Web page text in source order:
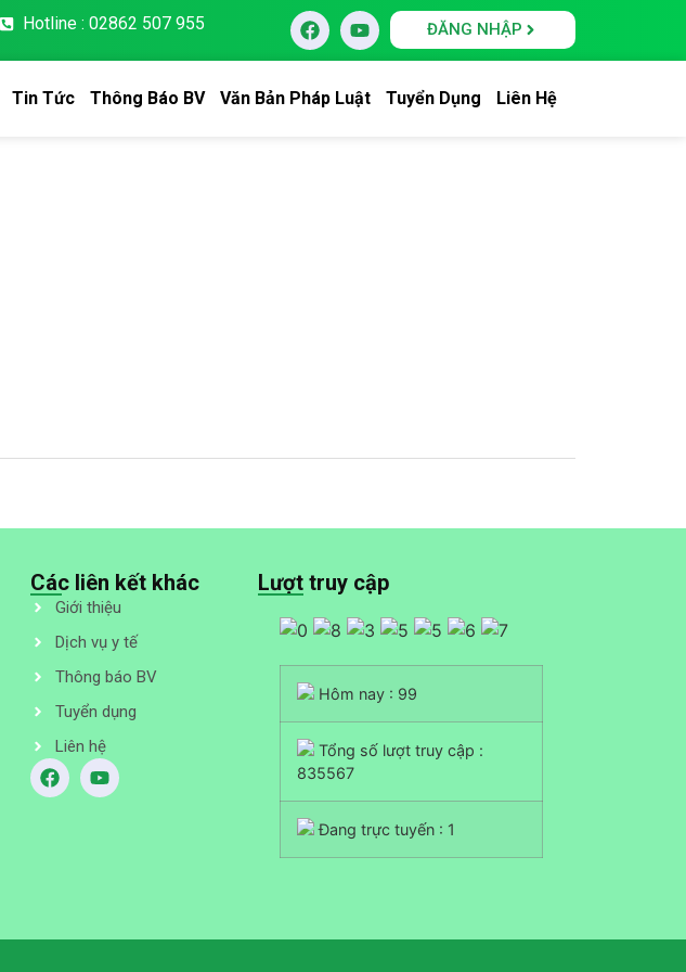
Hotline : 02862 507 955 ĐĂNG NHẬP
Tin Tức Thông Báo BV Văn Bản Pháp Luật Tuyển Dụng Liên Hệ
Các liên kết khác
Giới thiệu
Dịch vụ y tế
Thông báo BV
Tuyển dụng
Liên hệ
Lượt truy cập
Hôm nay : 99
Tổng số lượt truy cập :
835567
Đang trực tuyến : 1